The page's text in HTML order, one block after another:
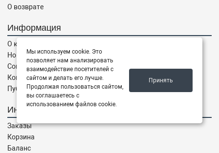
О возврате
Информация
О компании
Новости
Соглашение
Контакты
Публичная оферта
Интернет магазин
Заказы
Корзина
Баланс
Мы используем cookie. Это
позволяет нам анализировать
взаимодействие посетителей с
сайтом и делать его лучше.
Продолжая пользоваться сайтом,
вы соглашаетесь с
использованием файлов cookie.
Принять